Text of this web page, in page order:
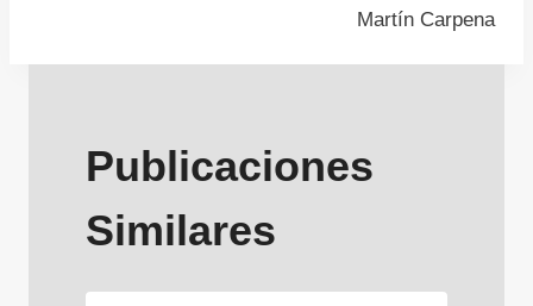
Martín Carpena
Publicaciones
Similares